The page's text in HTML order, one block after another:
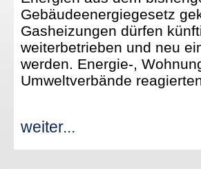
Gebäudeenergiegesetz
Gasheizungen dürfen
weiterbetrieben und neu
werden. Energie-,
Umweltverbände
weiter...